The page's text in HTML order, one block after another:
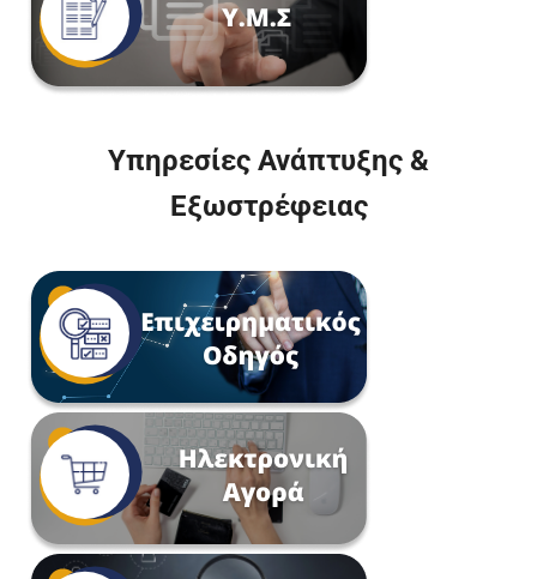
Υπηρεσίες Ανάπτυξης &
Εξωστρέφειας